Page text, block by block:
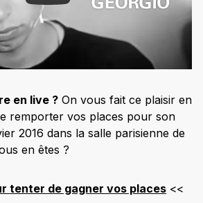
en live ? On vous fait ce plaisir en
remporter vos places pour son
2016 dans la salle parisienne de
en êtes ?
tenter de gagner vos places <<